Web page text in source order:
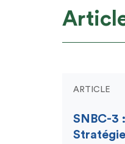
ARTICLE
SNBC-3